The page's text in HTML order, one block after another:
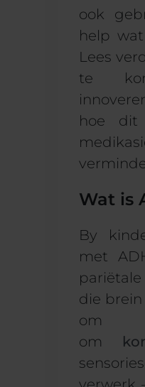
ook
help
Lees
te
hoe dit
Wat is
By
met
die
om
om